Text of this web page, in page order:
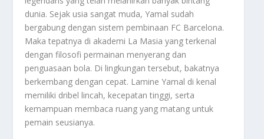
dunia. Sejak usia sangat muda, Yamal sudah
bergabung dengan sistem pembinaan FC Barcelona.
Maka tepatnya di akademi La Masia yang terkenal
dengan filosofi permainan menyerang dan
penguasaan bola. Di lingkungan tersebut, bakatnya
berkembang dengan cepat. Lamine Yamal di kenal
memiliki dribel lincah, kecepatan tinggi, serta
kemampuan membaca ruang yang matang untuk
pemain seusianya.